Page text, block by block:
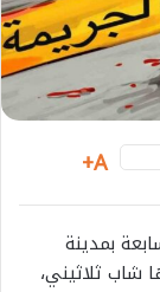
A+
بمدينة
ثلاثيني،